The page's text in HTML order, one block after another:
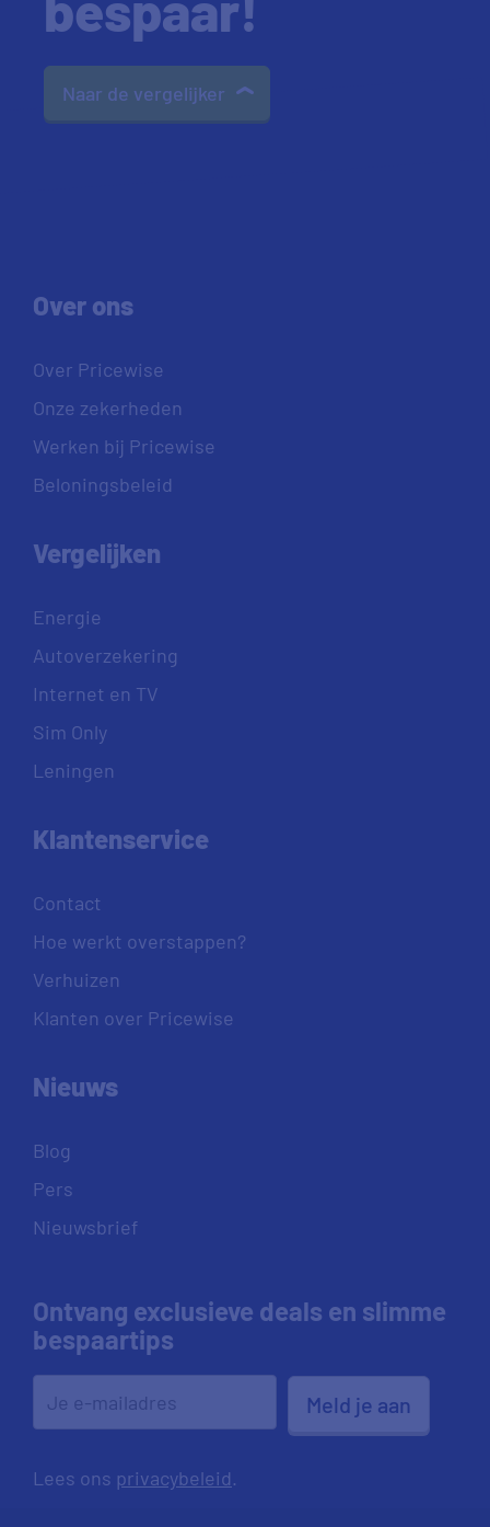
Naar de vergelijker
Over ons
Over Pricewise
Onze zekerheden
Werken bij Pricewise
Beloningsbeleid
Vergelijken
Energie
Autoverzekering
Internet en TV
Sim Only
Leningen
Klantenservice
Contact
Hoe werkt overstappen?
Verhuizen
Klanten over Pricewise
Nieuws
Blog
Pers
Nieuwsbrief
Ontvang exclusieve deals en slimme
bespaartips
Meld je aan
Lees ons privacybeleid.